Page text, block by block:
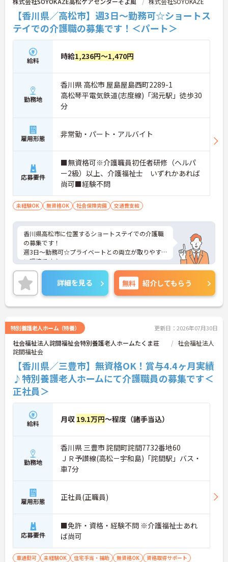
【香川県／高松市】週3日～勤務可☆ショートス
テイでの介護職の募集です！＜パート＞
給料 時給1,236円～1,470円
勤務地
香川県 高松市 屋島屋島西町2289-1
高松琴平電気鉄道(志度線)「潟元駅」徒歩30
分
雇用形態 非常勤・パート・アルバイト
応募要件
■無資格可※介護職員初任者研修（ヘルパ
ー2級）以上、介護福祉士 いずれかあれば
尚可■経験不問
未経験OK 無資格OK 社会保険完備 交通費支給
香川県高松市に位置するショートステイでの介護職
の募集です！
週3日～勤務可☆プライベートとの両立が取りやす
い環境です♪
ご興味ある方には、面接対策ポイントなど、さらに
詳細をお話しいたしますのでお気軽にご相談くださ
い。
詳細を見る 無料 紹介してもらう
特別養護老人ホーム（特養） 更新日：2026年07月30日
社会福祉法人詫間福祉会特別養護老人ホームたくま荘
社会福祉法人
詫間福祉会
【香川県／三豊市】無資格OK！賞与4.4ヶ月実績
♪特別養護老人ホームにて介護職員の募集です＜
正社員＞
給料 月収 19.1万円～程度（諸手当込）
勤務地
香川県 三豊市 詫間町詫間7732番地60
ＪＲ予讃線(高松－宇和島)「詫間駅」バス・
車7分
雇用形態 正社員(正職員)
応募要件
■免許・資格・経験不問 ※介護福祉士あれ
ば尚可
車通勤可 未経験OK 住宅手当・補助 無資格OK 資格取得サポート